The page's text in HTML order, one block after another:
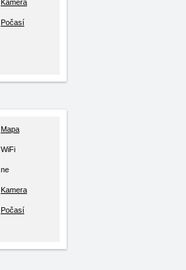
Kamera
Počasí
Mapa
WiFi
ne
Kamera
Počasí